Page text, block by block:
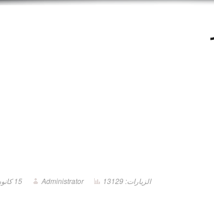
15 كانون1/ديسمبر 2020 Administrator الزيارات: 13129